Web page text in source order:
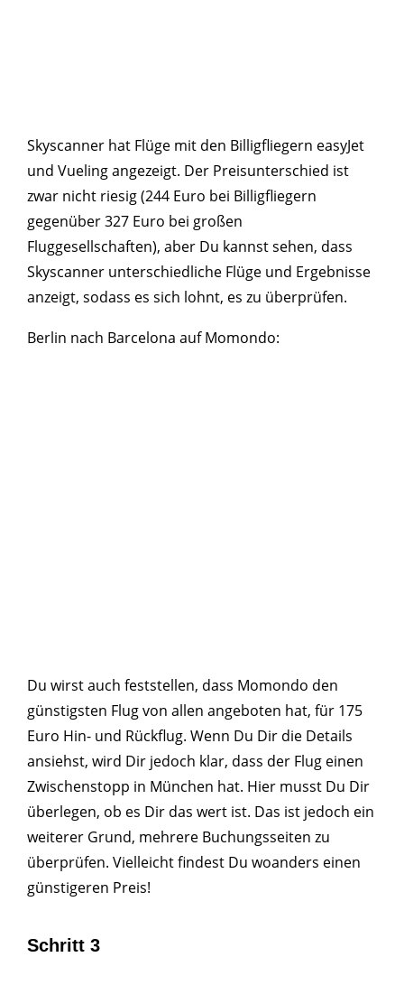
Skyscanner hat Flüge mit den Billigfliegern easyJet
und Vueling angezeigt. Der Preisunterschied ist
zwar nicht riesig (244 Euro bei Billigfliegern
gegenüber 327 Euro bei großen
Fluggesellschaften), aber Du kannst sehen, dass
Skyscanner unterschiedliche Flüge und Ergebnisse
anzeigt, sodass es sich lohnt, es zu überprüfen.
Berlin nach Barcelona auf Momondo:
Du wirst auch feststellen, dass Momondo den
günstigsten Flug von allen angeboten hat, für 175
Euro Hin- und Rückflug. Wenn Du Dir die Details
ansiehst, wird Dir jedoch klar, dass der Flug einen
Zwischenstopp in München hat. Hier musst Du Dir
überlegen, ob es Dir das wert ist. Das ist jedoch ein
weiterer Grund, mehrere Buchungsseiten zu
überprüfen. Vielleicht findest Du woanders einen
günstigeren Preis!
Schritt 3